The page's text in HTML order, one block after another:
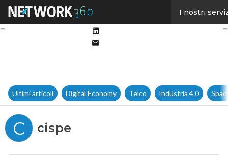
I nostri
Ultimi articoli Digital Economy Telco Industria 4.0
C cispe